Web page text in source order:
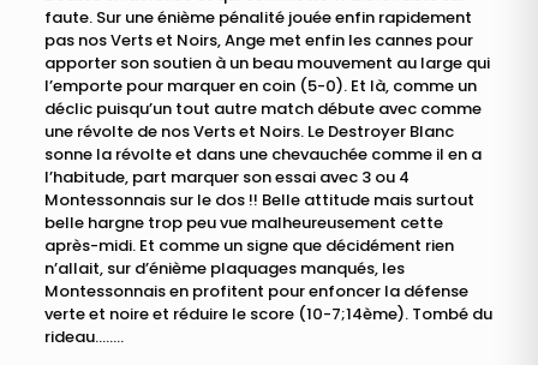
faute. Sur une énième pénalité jouée enfin rapidement
pas nos Verts et Noirs, Ange met enfin les cannes pour
apporter son soutien à un beau mouvement au large qui
l’emporte pour marquer en coin (5-0). Et là, comme un
déclic puisqu’un tout autre match débute avec comme
une révolte de nos Verts et Noirs. Le Destroyer Blanc
sonne la révolte et dans une chevauchée comme il en a
l’habitude, part marquer son essai avec 3 ou 4
Montessonnais sur le dos !! Belle attitude mais surtout
belle hargne trop peu vue malheureusement cette
après-midi. Et comme un signe que décidément rien
n’allait, sur d’énième plaquages manqués, les
Montessonnais en profitent pour enfoncer la défense
verte et noire et réduire le score (10-7;14ème). Tombé du
rideau……..